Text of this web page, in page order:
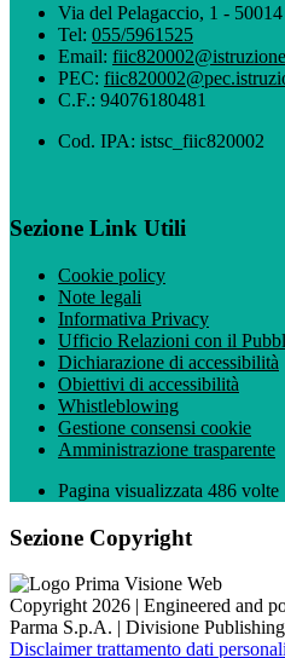
Via del Pelagaccio, 1 -
Tel: 055/5961525
Email:
PEC:
C.F.: 94076180481
Cod. IPA: istsc_fiic820002
Sezione Link Utili
Cookie policy
Note legali
Informativa Privacy
Ufficio Relazioni con il
Dichiarazione di accessibilità
Obiettivi di accessibilità
Whistleblowing
Gestione consensi cookie
Amministrazione trasparente
Pagina visualizzata 486 volte
Sezione Copyright
Copyright 2026 | Engineered and
Parma S.p.A. | Divisione
Disclaimer trattamento dati personali